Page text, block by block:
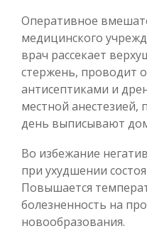
Оперативное
медицинского
врач рассекает
стержень, проводит
антисептиками и
местной анестезией,
день выписывают
Во избежание
при ухудшении
Повышается
болезненность на
новообразования.